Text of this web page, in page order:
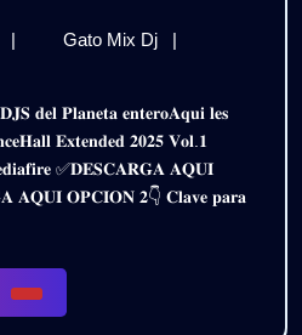
𝟮𝟬𝟮𝟱
–
𝗩𝗢𝗟.𝟭
De
2025
| Gato Mix Dj
𝗣𝗔𝗖𝗞
𝟮𝟬𝟮𝟱
–
𝗩𝗢𝗟.𝟭
|
𝐄𝐱𝐭𝐞𝐧𝐝𝐞𝐝 𝟐𝟎𝟐𝟓 𝐕𝐨𝐥.𝟏
✅𝐃𝐄𝐒𝐂𝐀𝐑𝐆𝐀 𝐀𝐐𝐔𝐈
𝐎𝐏𝐂𝐈𝐎𝐍 𝟐👇 𝐂𝐥𝐚𝐯𝐞 𝐩𝐚𝐫𝐚
DESCARGAR
PACK